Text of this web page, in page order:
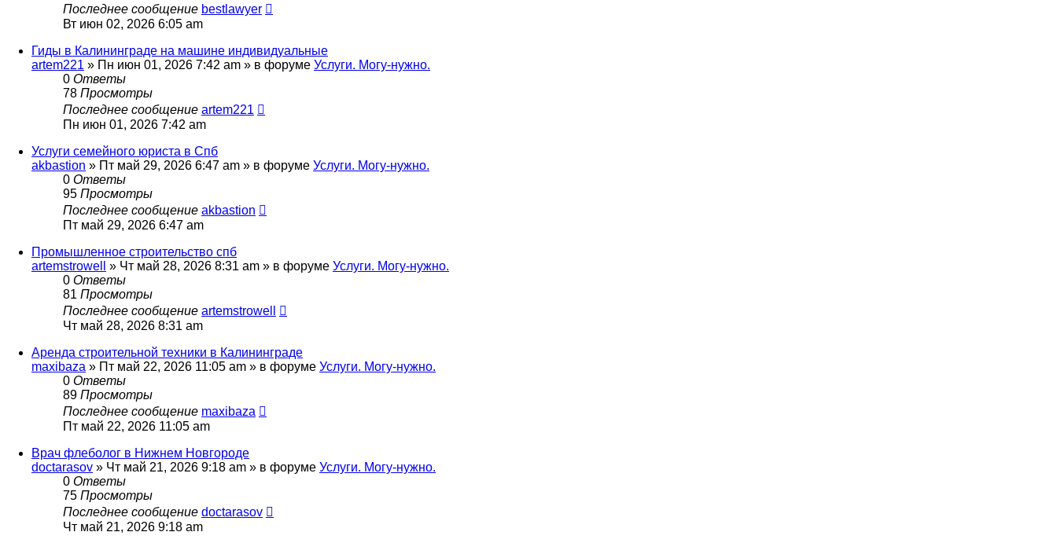
Последнее сообщение bestlawyer
Вт июн 02, 2026 6:05 am
Гиды в Калининграде на машине индивидуальные
artem221 » Пн июн 01, 2026 7:42 am » в форуме Услуги. Могу-нужно.
0 Ответы
78 Просмотры
Последнее сообщение artem221
Пн июн 01, 2026 7:42 am
Услуги семейного юриста в Спб
akbastion » Пт май 29, 2026 6:47 am » в форуме Услуги. Могу-нужно.
0 Ответы
95 Просмотры
Последнее сообщение akbastion
Пт май 29, 2026 6:47 am
Промышленное строительство спб
artemstrowell
» Чт май 28, 2026 8:31 am » в форуме Услуги. Могу-нужно.
0 Ответы
81 Просмотры
Последнее сообщение artemstrowell
Чт май 28, 2026 8:31 am
Аренда строительной техники в Калининграде
maxibaza » Пт май 22, 2026 11:05 am » в форуме Услуги. Могу-нужно.
0 Ответы
89 Просмотры
Последнее сообщение maxibaza
Пт май 22, 2026 11:05 am
Врач флеболог в Нижнем Новгороде
doctarasov » Чт май 21, 2026 9:18 am » в форуме Услуги. Могу-нужно.
0 Ответы
75 Просмотры
Последнее сообщение doctarasov
Чт май 21, 2026 9:18 am